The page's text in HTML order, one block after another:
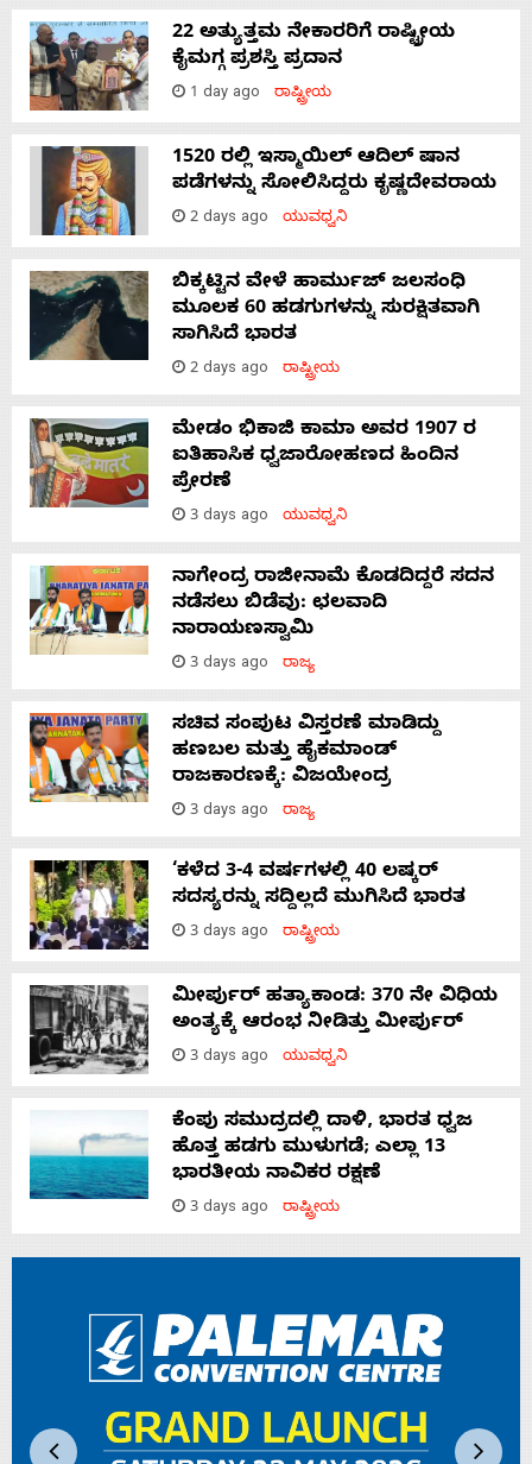
22 ಅತ್ಯುತ್ತಮ ನೇಕಾರರಿಗೆ ರಾಷ್ಟ್ರೀಯ
ಕೈಮಗ್ಗ ಪ್ರಶಸ್ತಿ ಪ್ರದಾನ
1 day ago ರಾಷ್ಟ್ರೀಯ
1520 ರಲ್ಲಿ ಇಸ್ಮಾಯಿಲ್ ಆದಿಲ್ ಷಾನ
ಪಡೆಗಳನ್ನು ಸೋಲಿಸಿದ್ದರು ಕೃಷ್ಣದೇವರಾಯ
2 days ago ಯುವಧ್ವನಿ
ಬಿಕ್ಕಟ್ಟಿನ ವೇಳೆ ಹಾರ್ಮುಜ್ ಜಲಸಂಧಿ
ಮೂಲಕ 60 ಹಡಗುಗಳನ್ನು ಸುರಕ್ಷಿತವಾಗಿ
ಸಾಗಿಸಿದೆ ಭಾರತ
2 days ago ರಾಷ್ಟ್ರೀಯ
ಮೇಡಂ ಭಿಕಾಜಿ ಕಾಮಾ ಅವರ 1907 ರ
ಐತಿಹಾಸಿಕ ಧ್ವಜಾರೋಹಣದ ಹಿಂದಿನ
ಪ್ರೇರಣೆ
3 days ago ಯುವಧ್ವನಿ
ನಾಗೇಂದ್ರ ರಾಜೀನಾಮೆ ಕೊಡದಿದ್ದರೆ ಸದನ
ನಡೆಸಲು ಬಿಡೆವು: ಛಲವಾದಿ
ನಾರಾಯಣಸ್ವಾಮಿ
3 days ago ರಾಜ್ಯ
ಸಚಿವ ಸಂಪುಟ ವಿಸ್ತರಣೆ ಮಾಡಿದ್ದು
ಹಣಬಲ ಮತ್ತು ಹೈಕಮಾಂಡ್
ರಾಜಕಾರಣಕ್ಕೆ: ವಿಜಯೇಂದ್ರ
3 days ago ರಾಜ್ಯ
‘ಕಳೆದ 3-4 ವರ್ಷಗಳಲ್ಲಿ 40 ಲಷ್ಕರ್
ಸದಸ್ಯರನ್ನು ಸದ್ದಿಲ್ಲದೆ ಮುಗಿಸಿದೆ ಭಾರತ
3 days ago ರಾಷ್ಟ್ರೀಯ
ಮೀರ್ಪುರ್ ಹತ್ಯಾಕಾಂಡ: 370 ನೇ ವಿಧಿಯ
ಅಂತ್ಯಕ್ಕೆ ಆರಂಭ ನೀಡಿತ್ತು ಮೀರ್ಪುರ್
3 days ago ಯುವಧ್ವನಿ
ಕೆಂಪು ಸಮುದ್ರದಲ್ಲಿ ದಾಳಿ, ಭಾರತ ಧ್ವಜ
ಹೊತ್ತ ಹಡಗು ಮುಳುಗಡೆ; ಎಲ್ಲಾ 13
ಭಾರತೀಯ ನಾವಿಕರ ರಕ್ಷಣೆ
3 days ago ರಾಷ್ಟ್ರೀಯ